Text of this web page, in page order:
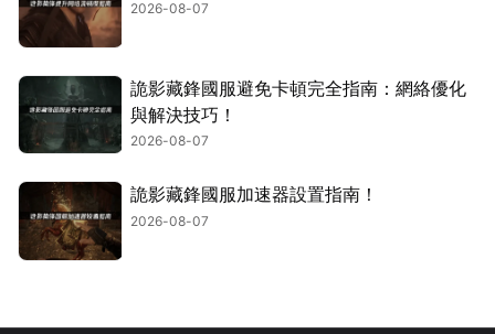
2026-08-07
詭影藏鋒國服避免卡頓完全指南：網絡優化
與解決技巧！
2026-08-07
詭影藏鋒國服加速器設置指南！
2026-08-07